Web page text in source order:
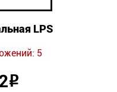
LPS
5
Р